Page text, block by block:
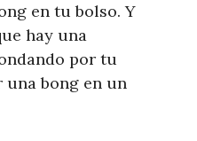
en tu bolso. Y
hay una
por tu
una bong en un